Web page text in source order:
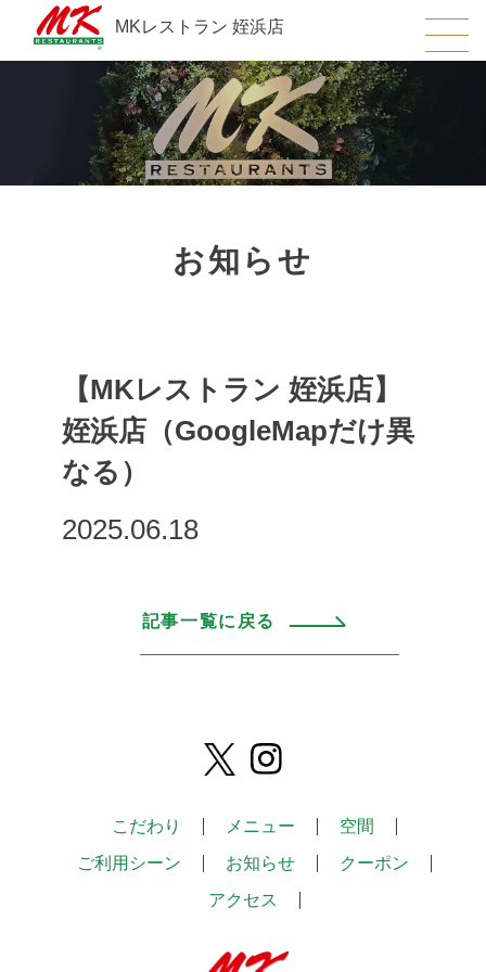
MKレストラン 姪浜店
お知らせ
【MKレストラン 姪浜店】
姪浜店（GoogleMapだけ異
なる）
2025.06.18
記事一覧に戻る
こだわり メニュー
空間
ご利用シーン
お知らせ
クーポン
アクセス